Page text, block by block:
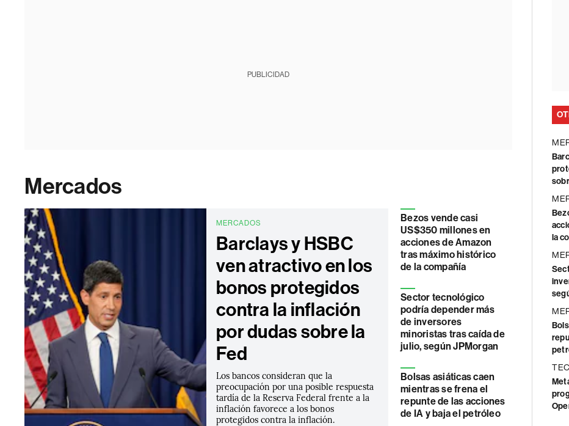
PUBLICIDAD
Mercados
MERCADOS
Barclays y HSBC
ven atractivo en los
bonos protegidos
contra la inflación
por dudas sobre la
Fed
Los bancos consideran que la
preocupación por una posible respuesta
tardía de la Reserva Federal frente a la
inflación favorece a los bonos
protegidos contra la inflación.
Bezos vende casi
US$350 millones en
acciones de Amazon
tras máximo histórico
de la compañía
Sector tecnológico
podría depender más
de inversores
minoristas tras caída de
julio, según JPMorgan
Bolsas asiáticas caen
mientras se frena el
repunte de las acciones
de IA y baja el petróleo
la